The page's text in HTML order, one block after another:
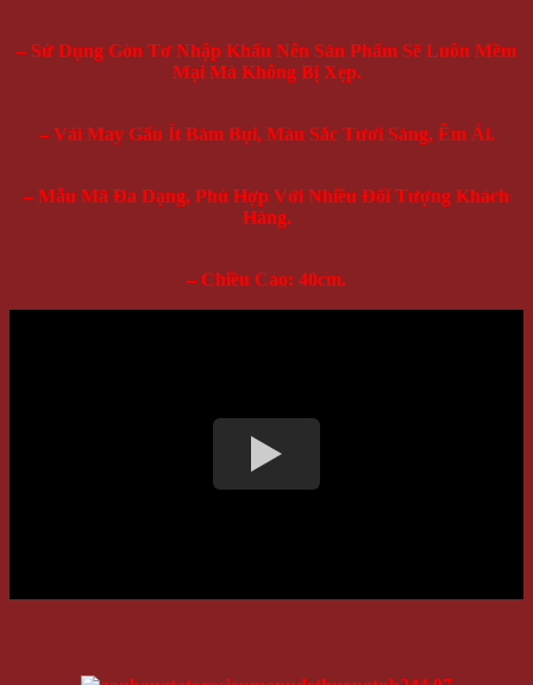
– Sử Dụng Gòn Tơ Nhập Khẩu Nên Sản Phẩm Sẽ Luôn Mềm
Mại Mà Không Bị Xẹp.
– Vải May Gấu Ít Bám Bụi, Màu Sắc Tươi Sáng, Êm Ái.
– Mẫu Mã Đa Dạng, Phù Hợp Với Nhiều Đối Tượng Khách
Hàng.
– Chiều Cao: 40cm.